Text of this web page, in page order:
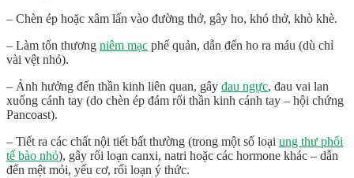
– Chèn ép hoặc xâm lấn vào đường thở, gây ho, khó thở, khò khè.
– Làm tổn thương niêm mạc phế quản, dẫn đến ho ra máu (dù chỉ
vài vệt nhỏ).
– Ảnh hưởng đến thần kinh liên quan, gây đau ngực, đau vai lan
xuống cánh tay (do chèn ép đám rối thần kinh cánh tay – hội chứng
Pancoast).
– Tiết ra các chất nội tiết bất thường (trong một số loại ung thư phổi
tế bào nhỏ), gây rối loạn canxi, natri hoặc các hormone khác – dẫn
đến mệt mỏi, yếu cơ, rối loạn ý thức.